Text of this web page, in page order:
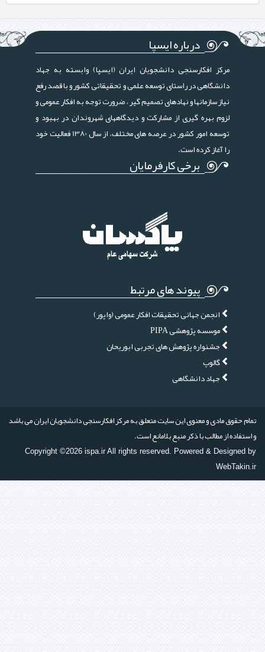
درباره ایسپا
مرکز افکارسنجی دانشجویان ایران (ایسپا) وابسته به جهاد
دانشگاهی در راستای توسعه علمی و تحقیقاتی کشور و با قصد رفع
نیاز سازمانها و نهادهای تصمیم گیر ، ضرورت توجه به افکار عمومی و
لزوم بهره گیری از مشارکت و دیدگاههای شهروندان در بهبود و
توسعه امور کشور در عرصه های مختلف، از سال 1380 فعالیت خود
را آغاز کرده است.
برخی کارفرمایان
پیوند های مرتبط
انجمن جهانی تحقیقات افکار عمومی (واپور)
موسسه پژوهشی PIPA
جشنواره پژوهش های تجربی ابوریحان
گالوپ
جهاد دانشگاهی
تمام حقوق مادی و معنوی این سایت متعلق به مرکز افکارسنجی دانشجویان ایران می باشد
و استفاده از مطالب با ذکر منبع بلامانع است.
Copyright ©2026 ispa.ir All rights reserved. Powered & Designed by
WebTakin.ir